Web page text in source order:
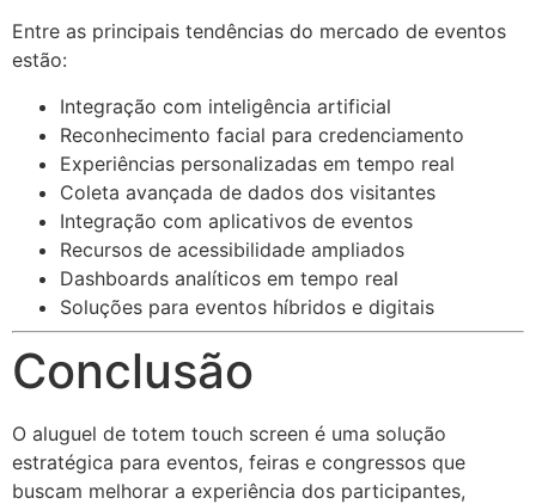
Entre as principais tendências do mercado de eventos
estão:
Integração com inteligência artificial
Reconhecimento facial para credenciamento
Experiências personalizadas em tempo real
Coleta avançada de dados dos visitantes
Integração com aplicativos de eventos
Recursos de acessibilidade ampliados
Dashboards analíticos em tempo real
Soluções para eventos híbridos e digitais
Conclusão
O aluguel de totem touch screen é uma solução
estratégica para eventos, feiras e congressos que
buscam melhorar a experiência dos participantes,